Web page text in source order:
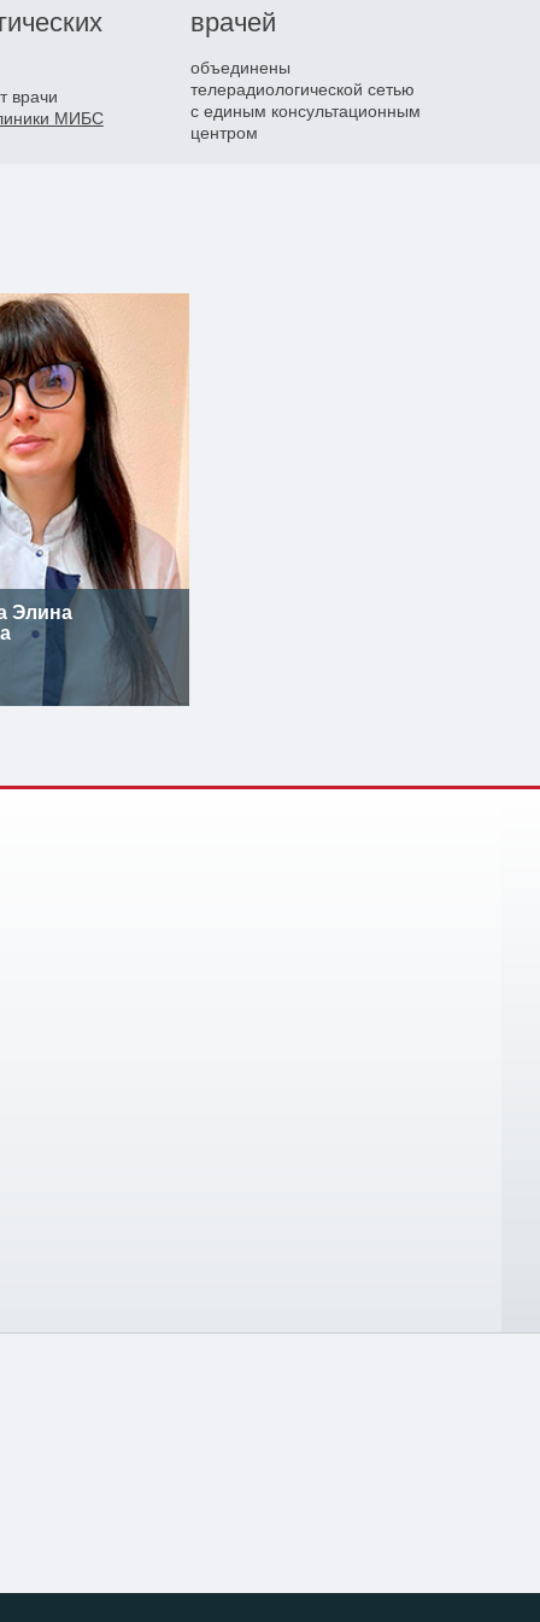
врачи
МИБС
врачей
объединены
телерадиологической сетью
с единым консультационным
центром
Элина